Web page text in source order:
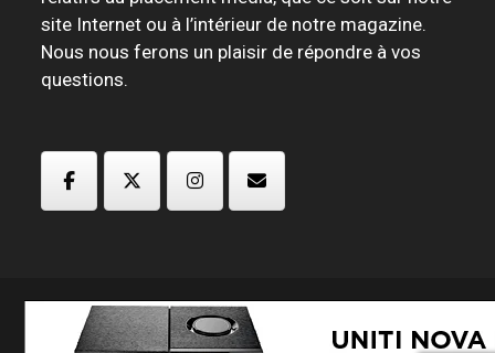
site Internet ou à l’intérieur de notre magazine.
Nous nous ferons un plaisir de répondre à vos
questions.